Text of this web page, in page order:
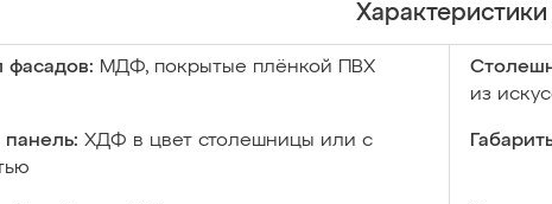
Характеристики
фасадов: МДФ, покрытые плёнкой ПВХ
из
ХДФ в цвет столешницы или с